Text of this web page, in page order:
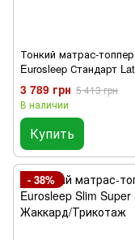
Тонкий матрас-топпер
Eurosleep Стандарт
3 789 грн 5 413 грн
В наличии
Купить
- 38%